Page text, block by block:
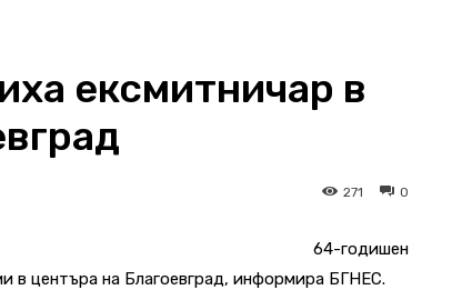
ексмитничар в
0
271
64-годишен
в центъра на Благоевград, информира БГНЕС.